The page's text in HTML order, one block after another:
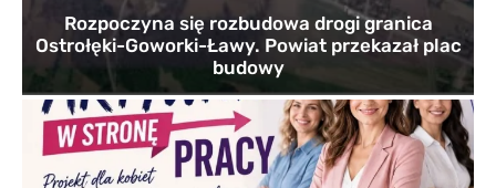
Rozpoczyna się rozbudowa drogi granica
Ostrołęki-Goworki-Ławy. Powiat przekazał plac
budowy